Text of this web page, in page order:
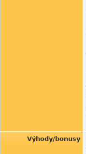
Výhody/bonusy